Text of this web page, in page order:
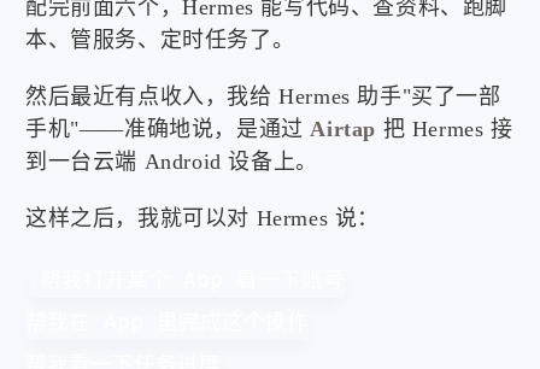
配完前面六个，Hermes 能写代码、查资料、跑脚
本、管服务、定时任务了。
然后最近有点收入，我给 Hermes 助手"买了一部
手机"——准确地说，是通过Airtap 把 Hermes 接
到一台云端 Android 设备上。
这样之后，我就可以对 Hermes 说：